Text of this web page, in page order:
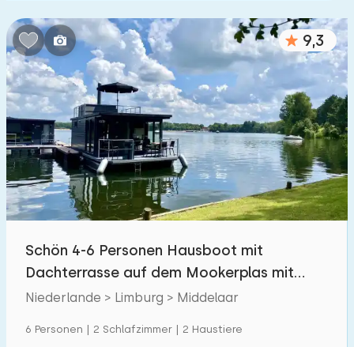
9,3
Schön 4-6 Personen Hausboot mit
Dachterrasse auf dem Mookerplas mit
Wasserblick
Niederlande > Limburg > Middelaar
6 Personen | 2 Schlafzimmer | 2 Haustiere